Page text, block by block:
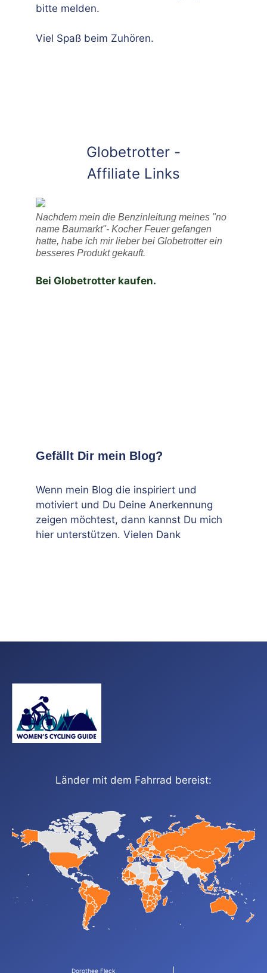
bitte melden.
Viel Spaß beim Zuhören.
Globetrotter -
Affiliate Links
Nachdem mein die Benzinleitung meines "no
name Baumarkt"- Kocher Feuer gefangen
hatte, habe ich mir lieber bei Globetrotter ein
besseres Produkt gekauft.
Bei Globetrotter kaufen.
Gefällt Dir mein Blog?
Wenn mein Blog die inspiriert und
motiviert und Du Deine Anerkennung
zeigen möchtest, dann kannst Du mich
hier unterstützen. Vielen Dank
Länder mit dem Fahrrad bereist:
Dorothee Fleck